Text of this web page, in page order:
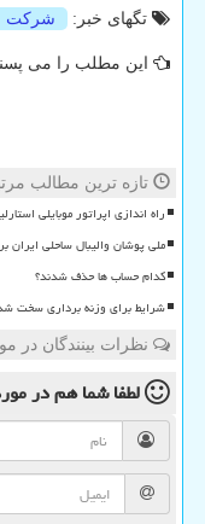
تگهای خبر:
شركت
این مطلب را می
تازه ترین مطالب
راه اندازی اپراتور موبایلی
ملی پوشان والیبال ساحلی ایران
کدام حساب ها حذف شدند؟
شرایط برای وزنه برداری سخت
نظرات بینندگان در
لطفا شما همدر